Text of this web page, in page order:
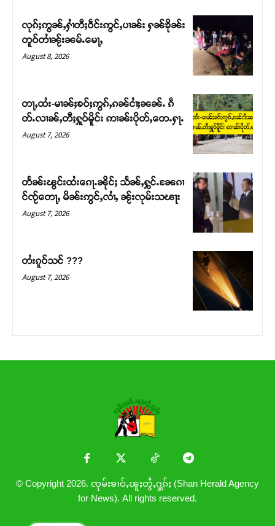
တႃႇႁႂ်ႈသဵင်ၵၢင်ၸႂ်ၵူၼ်းမိူင်း ၵူႈတီႈၵူႈလႅၼ်ပေႃးတေၸွ
တ်ႇ တူဝ်ႈလုမ်ႈၾႃႉၼၼ်ႉ ၶဝ်ႈႁူမ်ႈၵမ်ႉထႅမ် ၸုမ်းၶၢ
ဝ်ႇၽူႈတွႆႇႁွၵ်ႈ လႆႈယူႇၶႃႈဢေႃႈ။
လုၵ်ႈဢွၼ်ႇႁၢႆတီႈဝဵင်းဢွင်ႇပၢၼ်း ႁၼ်ၶိုၼ်း
တူဝ်တၢႆၼႂ်းၼမ်ႉမေႃႇ
August 8, 2026
တႃႇထႆး-မၢၼ်ႈၶဝ်ႈဢွၵ်ႇၵၼ်ငၢႆႈၼၼ်ႉ ၵဵ
တ်ႉလၢၼ်ႇတီႈႁူဝ်မိူင်း ဢၢၼ်းပိုတ်ႇတေႉႁႃႉ
August 7, 2026
တႅၼ်းၽွင်းထႆးၵေႃႉၼိုင်ႈ သႅၼ်ႇႁွင်ႉၼႄၵၢ
င်ၸႂ်တေႃႇ မိၼ်းဢွင်ႇလၢႆႇ ၼႂ်းလုမ်းသၽႃး
August 7, 2026
တႆးၵူဝ်သင် ???
August 7, 2026
© Copyright 2026. ၸုမ်းၶၢဝ်ႇၽူႈတွႆႇႁွၵ်ႈ (Shan Herald Agency
for News). All rights reserved.